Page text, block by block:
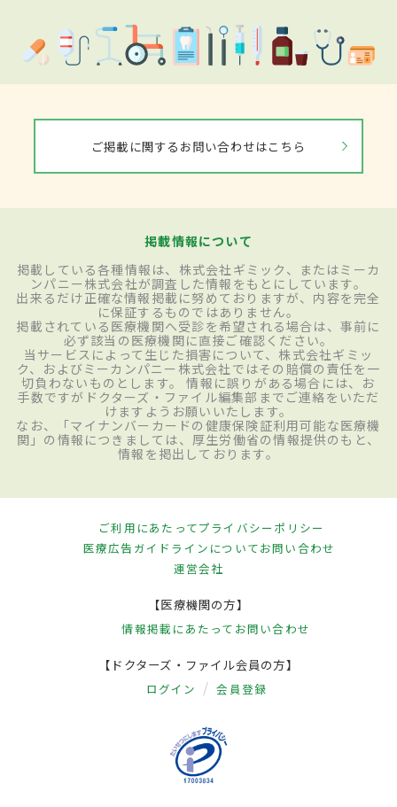
ご掲載に関するお問い合わせはこちら
掲載情報について
掲載している各種情報は、株式会社ギミック、またはミーカ
ンパニー株式会社が調査した情報をもとにしています。
出来るだけ正確な情報掲載に努めておりますが、内容を完全
に保証するものではありません。
掲載されている医療機関へ受診を希望される場合は、事前に
必ず該当の医療機関に直接ご確認ください。
当サービスによって生じた損害について、株式会社ギミッ
ク、およびミーカンパニー株式会社ではその賠償の責任を一
切負わないものとします。 情報に誤りがある場合には、お
手数ですがドクターズ・ファイル編集部までご連絡をいただ
けますようお願いいたします。
なお、「マイナンバーカードの健康保険証利用可能な医療機
関」の情報につきましては、厚生労働省の情報提供のもと、
情報を掲出しております。
ご利用にあたってプライバシーポリシー
医療広告ガイドラインについてお問い合わせ
運営会社
【医療機関の方】
情報掲載にあたって お問い合わせ
【ドクターズ・ファイル会員の方】
ログイン 会員登録